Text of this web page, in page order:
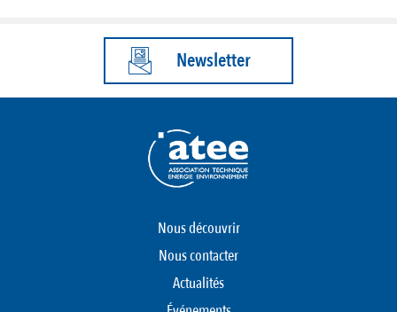
Newsletter
Nous découvrir
Nous contacter
Actualités